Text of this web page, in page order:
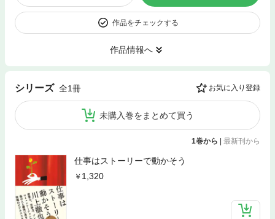
作品をチェックする
作品情報へ
シリーズ 全1冊 お気に入り登録
未購入巻をまとめて買う
1巻から | 最新刊から
仕事はストーリーで動かそう
1,320